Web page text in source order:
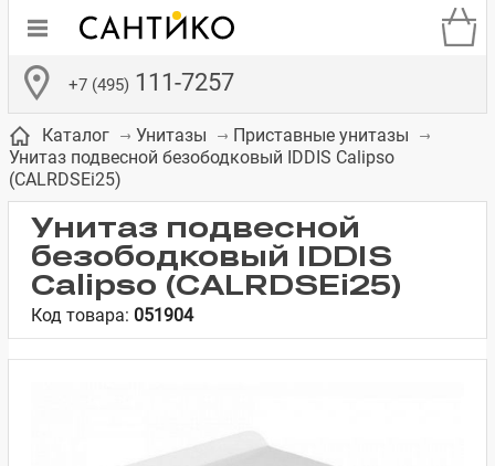
+7 (495) 111-7257
Бачки для
унитазов
Сиденья для
унитазов
Смесители для
встраиваемых
систем
Зеркало-шкаф
Полки в ванную
комнату
Комоды в
ванную комнату
Каталог Унитазы
Приставные унитазы
Унитаз подвесной безободковый IDDIS Calipso
(CALRDSEi25)
Унитаз подвесной
безободковый IDDIS
Calipso (CALRDSEi25)
Код товара: 051904